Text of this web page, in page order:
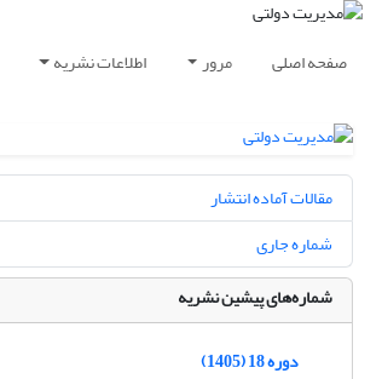
صفحه اصلی مرور اطلاعات نشریه
مقالات آماده انتشار
شماره جاری
شماره‌های پیشین نشریه
دوره 18 (1405)